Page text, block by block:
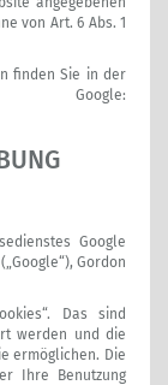
von Art. 6 Abs. 1
finden Sie in der
Google:
Google
Gordon
Das sind
werden und die
ermöglichen. Die
Ihre Benutzung